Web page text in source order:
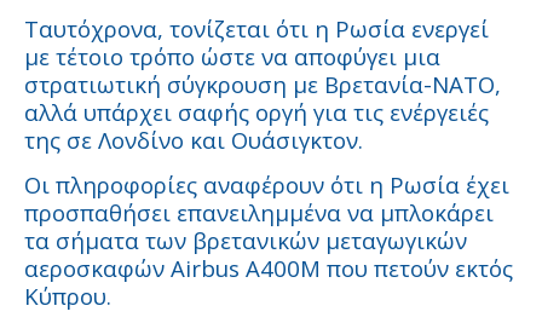
Ταυτόχρονα, τονίζεται ότι η Ρωσία ενεργεί
με τέτοιο τρόπο ώστε να αποφύγει μια
στρατιωτική σύγκρουση με Βρετανία-ΝΑΤΟ,
αλλά υπάρχει σαφής οργή για τις ενέργειές
της σε Λονδίνο και Ουάσιγκτον.
Οι πληροφορίες αναφέρουν ότι η Ρωσία έχει
προσπαθήσει επανειλημμένα να μπλοκάρει
τα σήματα των βρετανικών μεταγωγικών
αεροσκαφών Airbus A400M που πετούν εκτός
Κύπρου.